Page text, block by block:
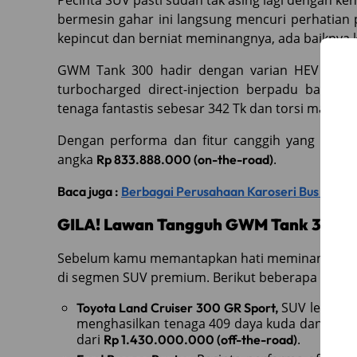
bermesin gahar ini langsung mencuri perhatian
kepincut dan berniat meminangnya, ada
GWM Tank 300 hadir dengan varian HEV
turbocharged direct-injection berpadu baterai
tenaga fantastis sebesar 342 Tk dan torsi
Dengan performa dan fitur canggih yang
angka Rp 833.888.000 (on-the-road).
Baca juga : Berbagai Perusahaan Karoseri Bus Siap
GILA! Lawan Tangguh GWM Tank 300,
Sebelum kamu memantapkan hati meminang
di segmen SUV premium. Berikut beberapa di
Toyota Land Cruiser 300 GR Sport, SUV
menghasilkan tenaga 409 daya kuda dan
dari Rp 1.430.000.000 (off-the-road).